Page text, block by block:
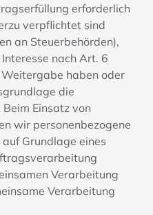
erforderlich
verpflichtet sind
an Steuerbehörden),
nach Art. 6
haben oder
die
Einsatz von
wir personenbezogene
Grundlage eines
Verarbeitung
Verarbeitung